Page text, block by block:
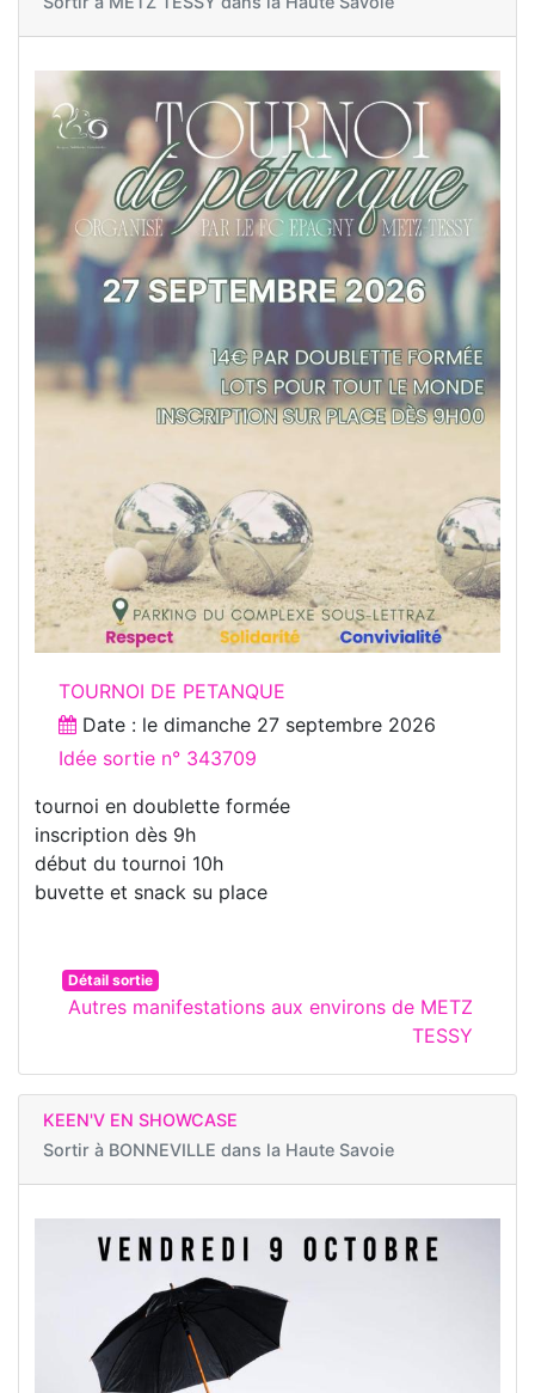
TOURNOI DE PETANQUE
Date : le dimanche 27 septembre 2026
Idée sortie n° 343709
tournoi en doublette formée
inscription dès 9h
début du tournoi 10h
buvette et snack su place
Détail sortie
Autres manifestations aux environs de METZ
TESSY
KEEN'V EN SHOWCASE
Sortir à BONNEVILLE dans la Haute Savoie